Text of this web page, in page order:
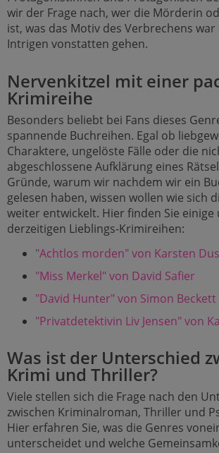
wir der Frage nach, wer die Mörderin
ist, was das Motiv des Verbrechens
Intrigen vonstatten gehen.
Nervenkitzel mit einer
Krimireihe
Besonders beliebt bei Fans dieses
spannende Buchreihen. Egal ob
Charaktere, ungelöste Fälle oder die
abgeschlossene Aufklärung eines
Gründe, warum wir nachdem wir ein
gelesen haben, wissen wollen wie sich
weiter entwickelt. Hier finden Sie einige
derzeitigen Lieblings-Krimireihen:
"Achtlos morden" von Karsten
"Miss Merkel" von David Safier
"David Hunter" von Simon Beckett
"Privatdetektivin Liv Jensen" von
Was ist der Unterschied
Krimi und Thriller?
Viele stellen sich die Frage nach den
zwischen Kriminalroman, Thriller und
Hier erfahren Sie, was die Genres
unterscheidet und welche